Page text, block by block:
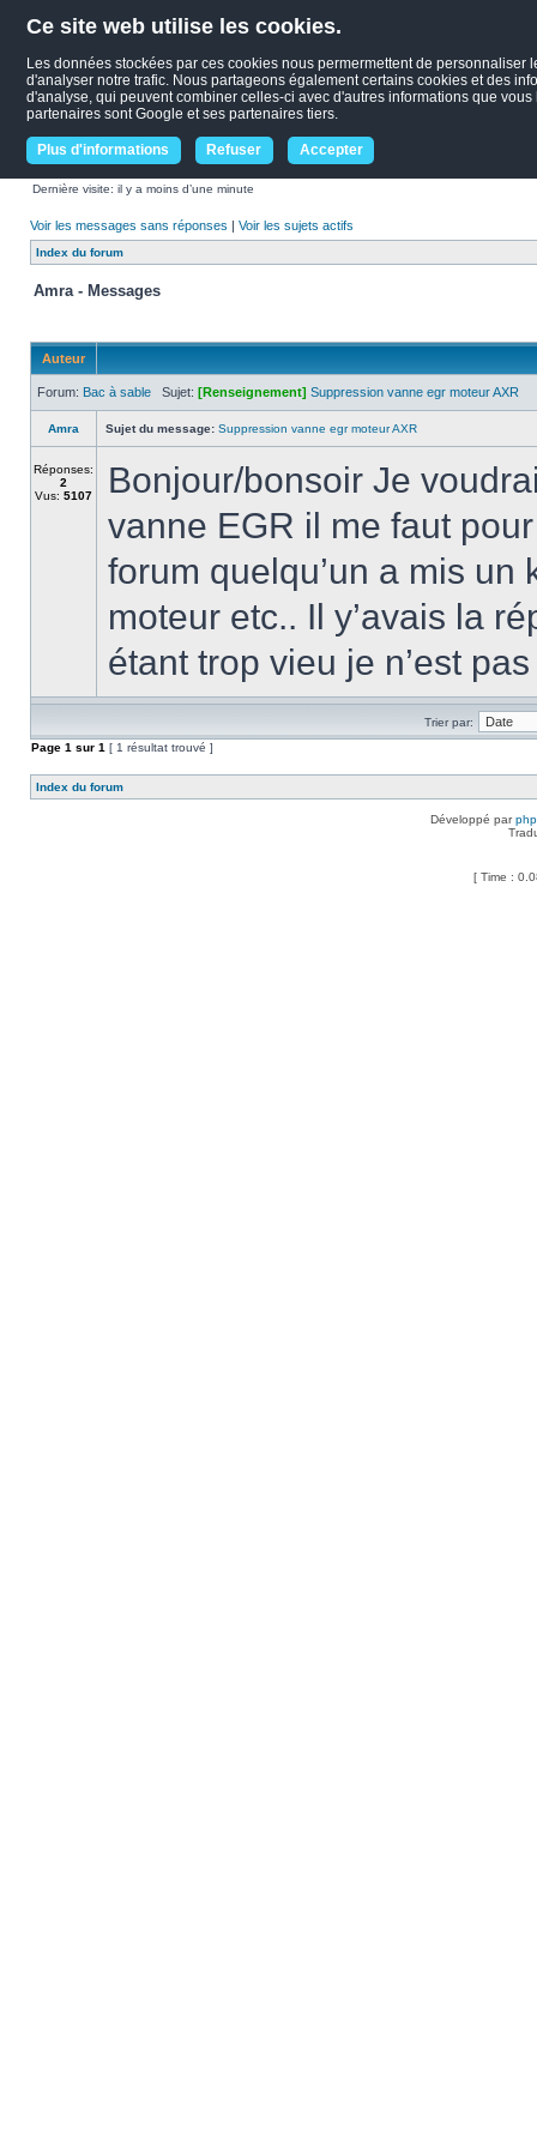
Ce site web utilise les cookies.
Les données stockées par ces cookies nous permermettent de
d'analyser notre trafic. Nous partageons également certains cookies et des
d'analyse, qui peuvent combiner celles-ci avec d'autres informations que
partenaires sont Google et ses partenaires tiers.
Plus d'informations Refuser Accepter
Dernière visite: il y a moins d’une minute
Voir les messages sans réponses | Voir les sujets actifs
Index du forum
Amra - Messages
Auteur
Forum: Bac à sable Sujet: [Renseignement] Suppression vanne egr moteur AXR
Amra Sujet du message: Suppression vanne egr moteur AXR
Réponses:
2
Vus: 5107
Bonjour/bonsoir Je
vanne EGR il me faut
forum quelqu’un a mis
moteur etc.. Il y’avais la
étant trop vieu je n’est
Trier par:
Page 1 sur 1 [ 1 résultat trouvé ]
Index du forum
Développé par
[ Time :